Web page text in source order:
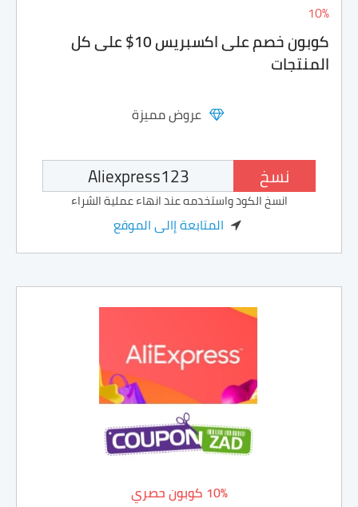
10%
كوبون خصم على اكسبريس 10$ على كل
المنتجات
عروض مميزة
نسخ
انسخ الكود واستخدمه عند انهاء عملية الشراء
المتابعة إالى الموقع
10% كوبون حصري